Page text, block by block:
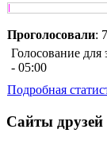
Проголосовали:
Голосование для
- 05:00
Подробная
Сайты друзей